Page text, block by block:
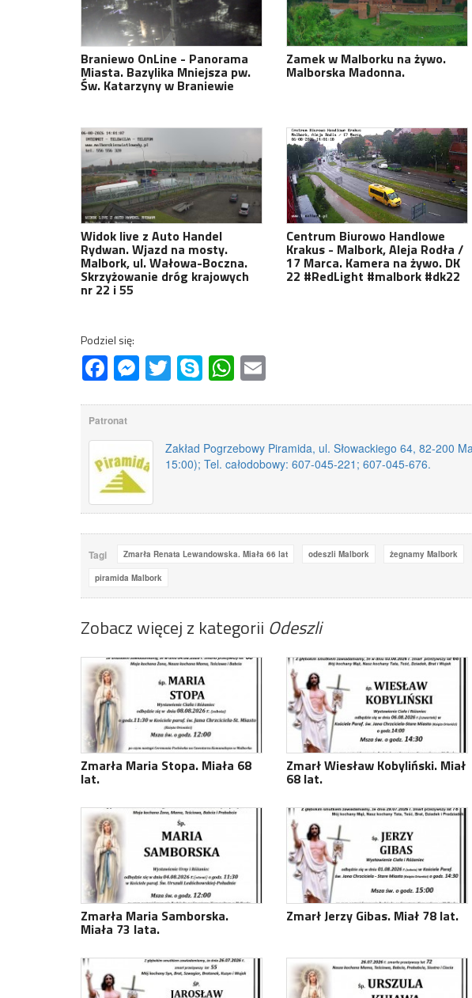
Braniewo OnLine - Panorama
Miasta. Bazylika Mniejsza pw.
Św. Katarzyny w Braniewie
Zamek w Malborku na żywo.
Malborska Madonna.
Widok live z Auto Handel
Rydwan. Wjazd na mosty.
Malbork, ul. Wałowa-Boczna.
Skrzyżowanie dróg krajowych
nr 22 i 55
Centrum Biurowo Handlowe
Krakus - Malbork, Aleja Rodła /
17 Marca. Kamera na żywo. DK
22 #RedLight #malbork #dk22
Podziel się:
FacebookMessenger
Twitter Skype WhatsApp
Patronat
Zakład Pogrzebowy Piramida, ul. Słowackiego 64, 82-200
15:00); Tel. całodobowy: 607-045-221; 607-045-676.
Tagi Zmarła Renata Lewandowska. Miała 66 lat odeszli Malbork żegnamy Malbork
piramida Malbork
Zobacz więcej z kategorii Odeszli
Zmarła Maria Stopa. Miała 68
lat.
Zmarł Wiesław Kobyliński. Miał
68 lat.
Zmarła Maria Samborska.
Miała 73 lata.
Zmarł Jerzy Gibas. Miał 78 lat.